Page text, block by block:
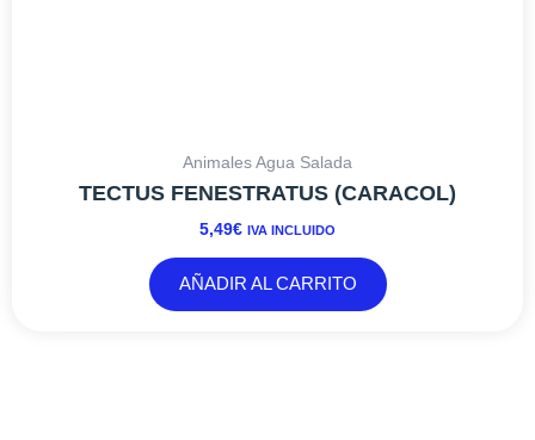
Animales Agua Salada
TECTUS FENESTRATUS (CARACOL)
5,49€ IVA INCLUIDO
AÑADIR AL CARRITO